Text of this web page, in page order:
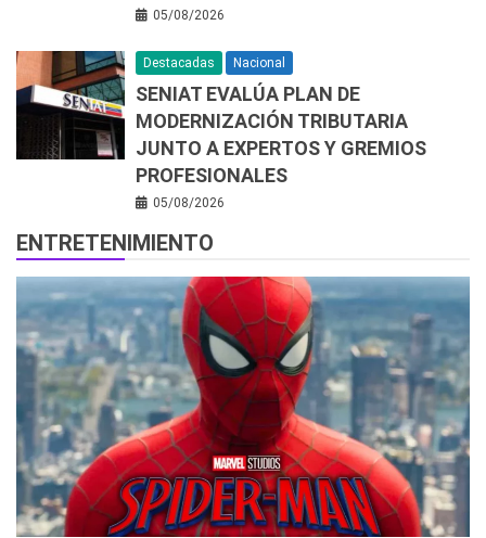
05/08/2026
Destacadas Nacional
SENIAT EVALÚA PLAN DE
MODERNIZACIÓN TRIBUTARIA
JUNTO A EXPERTOS Y GREMIOS
PROFESIONALES
05/08/2026
ENTRETENIMIENTO